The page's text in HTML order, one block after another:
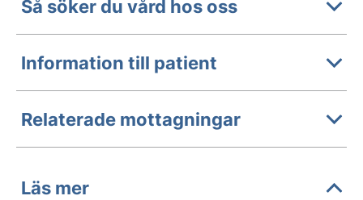
Så söker du vård hos oss
Information till patient
Relaterade mottagningar
Läs mer